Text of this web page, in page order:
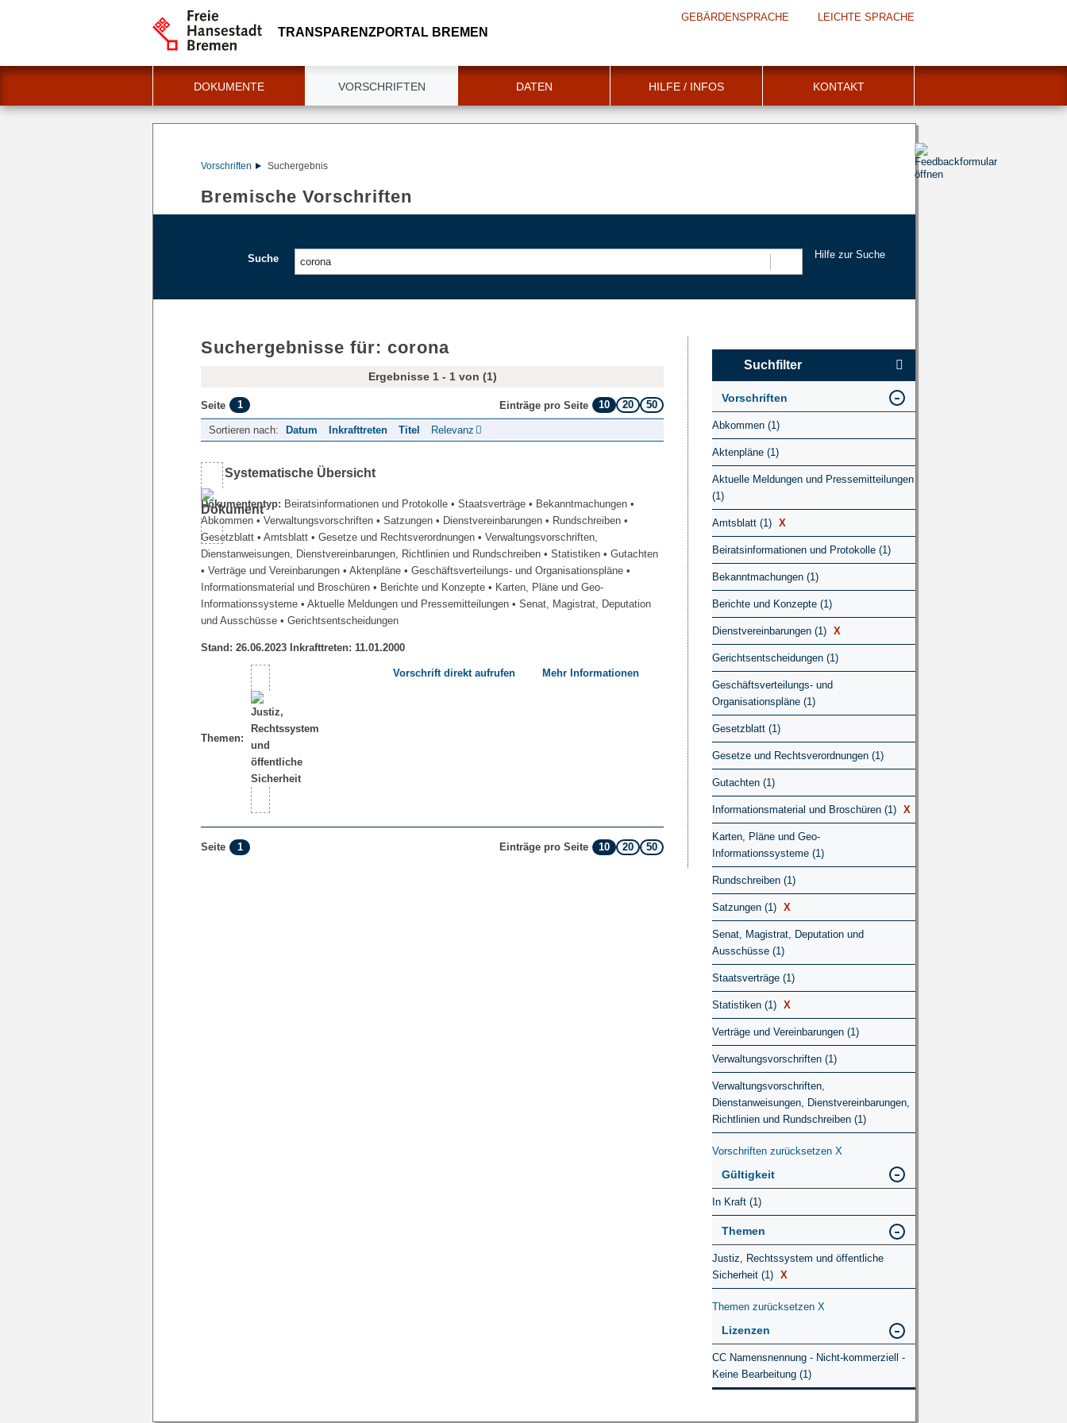
TRANSPARENZPORTAL BREMEN
GEBÄRDENSPRACHE LEICHTE SPRACHE
DOKUMENTE VORSCHRIFTEN DATEN HILFE / INFOS KONTAKT
Vorschriften Suchergebnis
Bremische Vorschriften
Suche
Hilfe zur Suche
Suchergebnisse für: corona
Ergebnisse 1 - 1 von (1)
Seite 1 Einträge pro Seite 10 20 50
Sortieren nach: Datum Inkrafttreten Titel Relevanz
Systematische Übersicht
Dokumententyp: Beiratsinformationen und Protokolle • Staatsverträge • Bekanntmachungen •
Abkommen • Verwaltungsvorschriften • Satzungen • Dienstvereinbarungen • Rundschreiben •
Gesetzblatt • Amtsblatt • Gesetze und Rechtsverordnungen • Verwaltungsvorschriften,
Dienstanweisungen, Dienstvereinbarungen, Richtlinien und Rundschreiben • Statistiken • Gutachten
• Verträge und Vereinbarungen • Aktenpläne • Geschäftsverteilungs- und Organisationspläne •
Informationsmaterial und Broschüren • Berichte und Konzepte • Karten, Pläne und Geo-
Informationssysteme • Aktuelle Meldungen und Pressemitteilungen • Senat, Magistrat, Deputation
und Ausschüsse • Gerichtsentscheidungen
Stand: 26.06.2023 Inkrafttreten: 11.01.2000
Themen:
Vorschrift direkt aufrufen Mehr Informationen
Seite 1 Einträge pro Seite 10 20 50
Suchfilter
Vorschriften
Abkommen (1)
Aktenpläne (1)
Aktuelle Meldungen und Pressemitteilungen
(1)
Amtsblatt (1) X
Beiratsinformationen und Protokolle (1)
Bekanntmachungen (1)
Berichte und Konzepte (1)
Dienstvereinbarungen (1) X
Gerichtsentscheidungen (1)
Geschäftsverteilungs- und
Organisationspläne (1)
Gesetzblatt (1)
Gesetze und Rechtsverordnungen (1)
Gutachten (1)
Informationsmaterial und Broschüren (1) X
Karten, Pläne und Geo-
Informationssysteme (1)
Rundschreiben (1)
Satzungen (1) X
Senat, Magistrat, Deputation und
Ausschüsse (1)
Staatsverträge (1)
Statistiken (1) X
Verträge und Vereinbarungen (1)
Verwaltungsvorschriften (1)
Verwaltungsvorschriften,
Dienstanweisungen, Dienstvereinbarungen,
Richtlinien und Rundschreiben (1)
Vorschriften zurücksetzen X
Gültigkeit
In Kraft (1)
Themen
Justiz, Rechtssystem und öffentliche
Sicherheit (1) X
Themen zurücksetzen X
Lizenzen
CC Namensnennung - Nicht-kommerziell -
Keine Bearbeitung (1)